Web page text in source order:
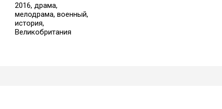
2016, драма,
мелодрама, военный,
история,
Великобритания